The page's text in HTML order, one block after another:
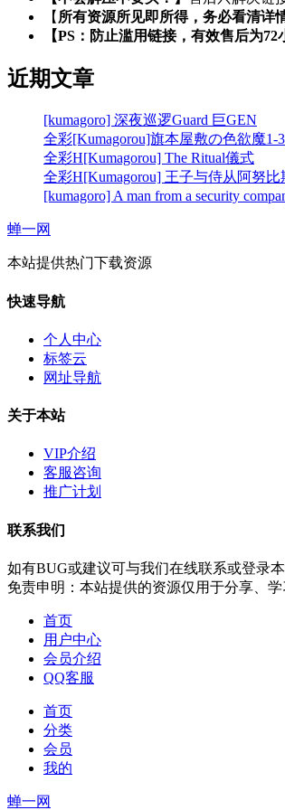
【 所有资源所见即所得，务必看清详
【PS：防止滥用链接，有效售后为72
近期文章
[kumagoro] 深夜巡逻Guard 巨GEN
全彩[Kumagorou]旗本屋敷の色欲魔1-3
全彩H[Kumagorou] The Ritual儀式
全彩H[Kumagorou] 王子与侍从阿努比
[kumagoro] A man from a security
蝉一网
本站提供热门下载资源
快速导航
个人中心
标签云
网址导航
关于本站
VIP介绍
客服咨询
推广计划
联系我们
如有BUG或建议可与我们在线联系或登录
免责申明：本站提供的资源仅用于分享、
首页
用户中心
会员介绍
QQ客服
首页
分类
会员
我的
蝉一网